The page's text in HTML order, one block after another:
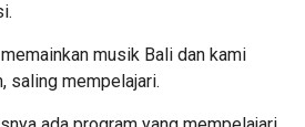
musik Bali dan kami
saling mempelajari.